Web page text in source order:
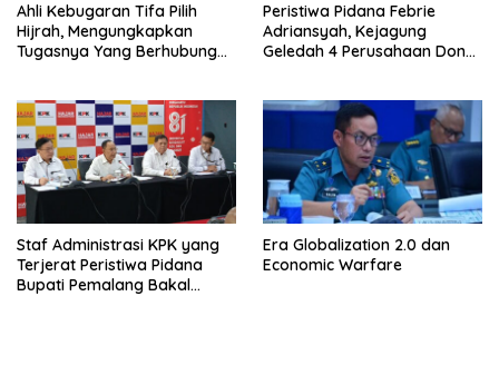
Ahli Kebugaran Tifa Pilih
Hijrah, Mengungkapkan
Tugasnya Yang Berhubungan
Peristiwa Pidana Febrie
Adriansyah, Kejagung
Geledah 4 Perusahaan Don
Staf Administrasi KPK yang
Terjerat Peristiwa Pidana
Bupati Pemalang Bakal
Era Globalization 2.0 dan
Economic Warfare